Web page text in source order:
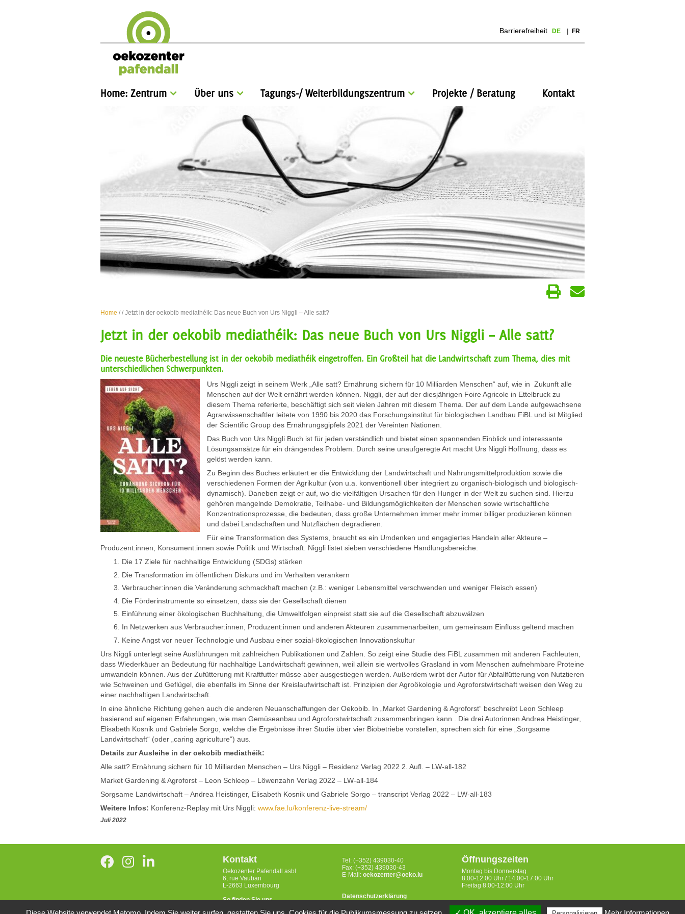
Barrierefreiheit DE FR
Home: Zentrum Über uns Tagungs-/ Weiterbildungszentrum Projekte / Beratung Kontakt
Home // Jetzt in der oekobib mediathéik: Das neue Buch von Urs Niggli – Alle satt?
Jetzt in der oekobib mediathéik: Das neue Buch von Urs Niggli – Alle satt?
Die neueste Bücherbestellung ist in der oekobib mediathéik eingetroffen. Ein Großteil hat die Landwirtschaft zum Thema, dies mit
unterschiedlichen Schwerpunkten.
Urs Niggli zeigt in seinem Werk „Alle satt? Ernährung sichern für 10 Milliarden Menschen“ auf, wie in Zukunft alle
Menschen auf der Welt ernährt werden können. Niggli, der auf der diesjährigen Foire Agricole in Ettelbruck zu
diesem Thema referierte, beschäftigt sich seit vielen Jahren mit diesem Thema. Der auf dem Lande aufgewachsene
Agrarwissenschaftler leitete von 1990 bis 2020 das Forschungsinstitut für biologischen Landbau FiBL und ist Mitglied
der Scientific Group des Ernährungsgipfels 2021 der Vereinten Nationen.
Das Buch von Urs Niggli Buch ist für jeden verständlich und bietet einen spannenden Einblick und interessante
Lösungsansätze für ein drängendes Problem. Durch seine unaufgeregte Art macht Urs Niggli Hoffnung, dass es
gelöst werden kann.
Zu Beginn des Buches erläutert er die Entwicklung der Landwirtschaft und Nahrungsmittelproduktion sowie die
verschiedenen Formen der Agrikultur (von u.a. konventionell über integriert zu organisch-biologisch und biologisch-
dynamisch). Daneben zeigt er auf, wo die vielfältigen Ursachen für den Hunger in der Welt zu suchen sind. Hierzu
gehören mangelnde Demokratie, Teilhabe- und Bildungsmöglichkeiten der Menschen sowie wirtschaftliche
Konzentrationsprozesse, die bedeuten, dass große Unternehmen immer mehr immer billiger produzieren können
und dabei Landschaften und Nutzflächen degradieren.
Für eine Transformation des Systems, braucht es ein Umdenken und engagiertes Handeln aller Akteure –
Produzent:innen, Konsument:innen sowie Politik und Wirtschaft. Niggli listet sieben verschiedene Handlungsbereiche:
Die 17 Ziele für nachhaltige Entwicklung (SDGs) stärken
Die Transformation im öffentlichen Diskurs und im Verhalten verankern
Verbraucher:innen die Veränderung schmackhaft machen (z.B.: weniger Lebensmittel verschwenden und weniger Fleisch essen)
Die Förderinstrumente so einsetzen, dass sie der Gesellschaft dienen
Einführung einer ökologischen Buchhaltung, die Umweltfolgen einpreist statt sie auf die Gesellschaft abzuwälzen
In Netzwerken aus Verbraucher:innen, Produzent:innen und anderen Akteuren zusammenarbeiten, um gemeinsam Einfluss geltend machen
Keine Angst vor neuer Technologie und Ausbau einer sozial-ökologischen Innovationskultur
Urs Niggli unterlegt seine Ausführungen mit zahlreichen Publikationen und Zahlen. So zeigt eine Studie des FiBL zusammen mit anderen Fachleuten,
dass Wiederkäuer an Bedeutung für nachhaltige Landwirtschaft gewinnen, weil allein sie wertvolles Grasland in vom Menschen aufnehmbare Proteine
umwandeln können. Aus der Zufütterung mit Kraftfutter müsse aber ausgestiegen werden. Außerdem wirbt der Autor für Abfallfütterung von Nutztieren
wie Schweinen und Geflügel, die ebenfalls im Sinne der Kreislaufwirtschaft ist. Prinzipien der Agroökologie und Agroforstwirtschaft weisen den Weg zu
einer nachhaltigen Landwirtschaft.
In eine ähnliche Richtung gehen auch die anderen Neuanschaffungen der Oekobib. In „Market Gardening & Agroforst“ beschreibt Leon Schleep
basierend auf eigenen Erfahrungen, wie man Gemüseanbau und Agroforstwirtschaft zusammenbringen kann . Die drei Autorinnen Andrea Heistinger,
Elisabeth Kosnik und Gabriele Sorgo, welche die Ergebnisse ihrer Studie über vier Biobetriebe vorstellen, sprechen sich für eine „Sorgsame
Landwirtschaft“ (oder „caring agriculture“) aus.
Details zur Ausleihe in der oekobib mediathéik:
Alle satt? Ernährung sichern für 10 Milliarden Menschen – Urs Niggli – Residenz Verlag 2022 2. Aufl. – LW-all-182
Market Gardening & Agroforst – Leon Schleep – Löwenzahn Verlag 2022 – LW-all-184
Sorgsame Landwirtschaft – Andrea Heistinger, Elisabeth Kosnik und Gabriele Sorgo – transcript Verlag 2022 – LW-all-183
Weitere Infos: Konferenz-Replay mit Urs Niggli: www.fae.lu/konferenz-live-stream/
Juli 2022
Kontakt
Oekozenter Pafendall asbl
6, rue Vauban
L-2663 Luxembourg
So finden Sie uns
Tel: (+352) 439030-40
Fax: (+352) 439030-43
E-Mail:oekozenter@oeko.lu
Datenschutzerklärung
Öffnungszeiten
Montag bis Donnerstag
8:00-12:00 Uhr / 14:00-17:00 Uhr
Freitag 8:00-12:00 Uhr